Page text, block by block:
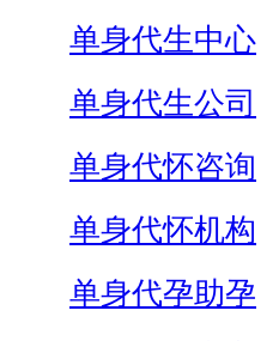
单身代生中心
单身代生公司
单身代怀咨询
单身代怀机构
单身代孕助孕